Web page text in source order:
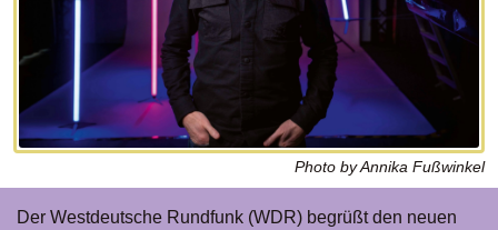
Photo by Annika Fußwinkel
Der Westdeutsche Rundfunk (WDR) begrüßt den neuen